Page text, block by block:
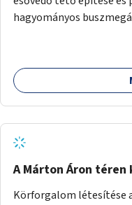
hagyományos
A Márton Áron
Körforgalom létesítése